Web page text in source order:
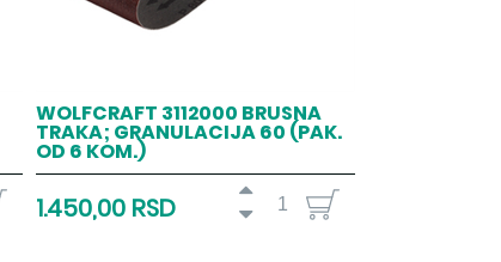
WOLFCRAFT 3112000 BRUSNA
TRAKA; GRANULACIJA 60 (PAK.
OD 6 KOM.)
1.450,00 RSD